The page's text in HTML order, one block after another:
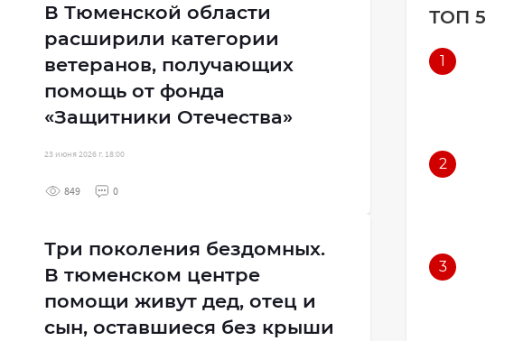
В Тюменской области
расширили категории
ветеранов, получающих
помощь от фонда
«Защитники Отечества»
23 июня 2026 г. 18:00
849 0
Три поколения бездомных.
В тюменском центре
помощи живут дед, отец и
сын, оставшиеся без крыши
ТОП 5
1
2
3